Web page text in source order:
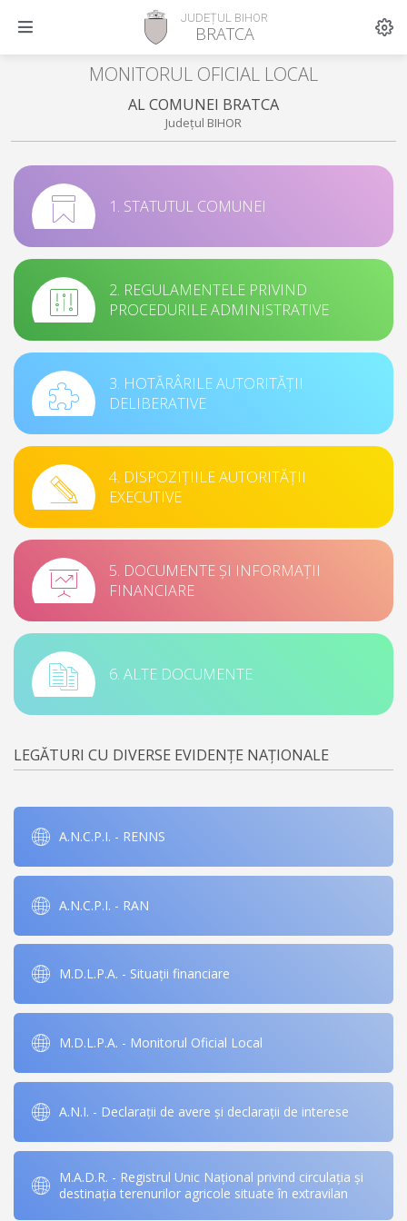
JUDEȚUL BIHOR
BRATCA
MONITORUL OFICIAL LOCAL
AL COMUNEI BRATCA
Județul BIHOR
1. STATUTUL COMUNEI
2. REGULAMENTELE PRIVIND
PROCEDURILE ADMINISTRATIVE
3. HOTĂRÂRILE AUTORITĂȚII
DELIBERATIVE
4. DISPOZIȚIILE AUTORITĂȚII
EXECUTIVE
5. DOCUMENTE ȘI INFORMAȚII
FINANCIARE
6. ALTE DOCUMENTE
LEGĂTURI CU DIVERSE EVIDENȚE NAȚIONALE
A.N.C.P.I. - RENNS
A.N.C.P.I. - RAN
M.D.L.P.A. - Situații financiare
M.D.L.P.A. - Monitorul Oficial Local
A.N.I. - Declarații de avere și declarații de interese
M.A.D.R. - Registrul Unic Național privind circulația și
destinația terenurilor agricole situate în extravilan